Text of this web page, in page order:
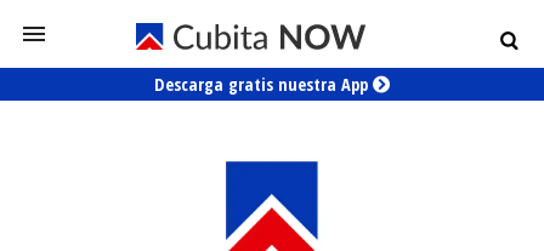
Descarga gratis nuestra App